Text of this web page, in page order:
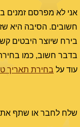
חשובים. הסיבה היא
בירח שיוצר היבטים
בדבר חשוב, כמו
עוד על בחירת תאריך
שלח לחבר או שתף